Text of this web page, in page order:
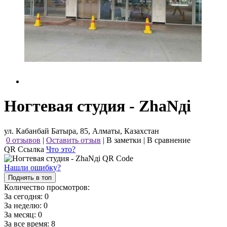
Ногтевая студия - ZhaNдi
ул. Кабанбай Батыра, 85, Алматы, Казахстан
0 отзывов | Оставить отзыв | В заметки | В сравнение
QR Ссылка Что это?
Нашли ошибку?
Поднять в топ
Количество просмотров:
За сегодня: 0
За неделю: 0
За месяц: 0
За все время: 8